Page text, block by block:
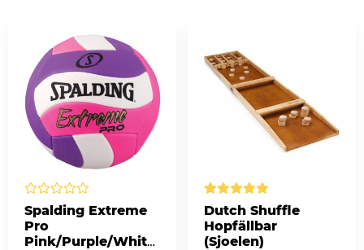
Spalding Extreme
Pro
Pink/Purple/White
Dutch Shuffle
Hopfällbar
(Sjoelen)